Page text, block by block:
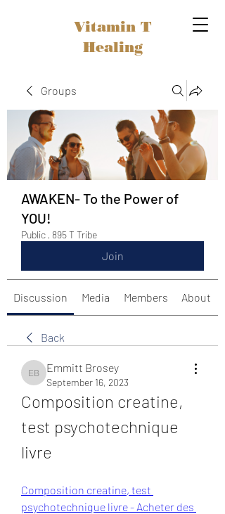
Vitamin T
Healing
Groups
AWAKEN- To the Power of
YOU!
Public · 895 T Tribe
Join
Discussion Media Members About
Back
Emmitt Brosey
Emmitt Brosey
September 16, 2023
Composition creatine,
test psychotechnique
livre
Composition creatine, test
psychotechnique livre - Acheter des